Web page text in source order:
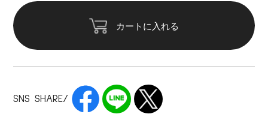
カートに入れる
SNS SHARE/